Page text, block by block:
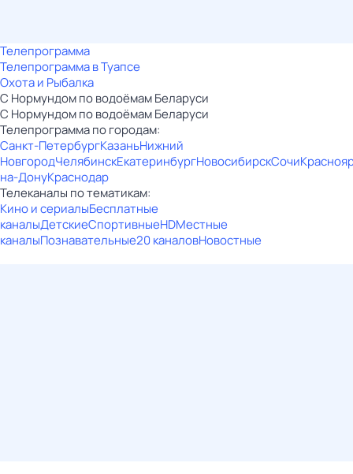
Телепрограмма
Телепрограмма в Туапсе
Охота и Рыбалка
С Нормундом по водоёмам Беларуси
С Нормундом по водоёмам Беларуси
Телепрограмма по городам:
Санкт-ПетербургКазаньНижний
НовгородЧелябинскЕкатеринбургНовосибирскСочи
на-ДонуКраснодар
Телеканалы по тематикам:
Кино и сериалыБесплатные
каналыДетскиеСпортивныеHDМестные
каналыПознавательные20 каналовНовостные